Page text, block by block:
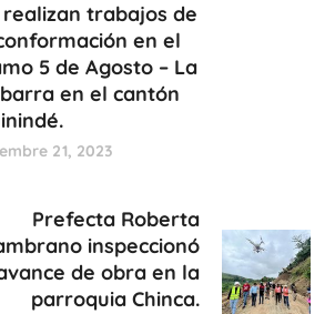
realizan trabajos de
en el
5 de Agosto – La
en el cantón
21, 2023
Prefecta Roberta
inspeccionó
de obra en la
parroquia Chinca.